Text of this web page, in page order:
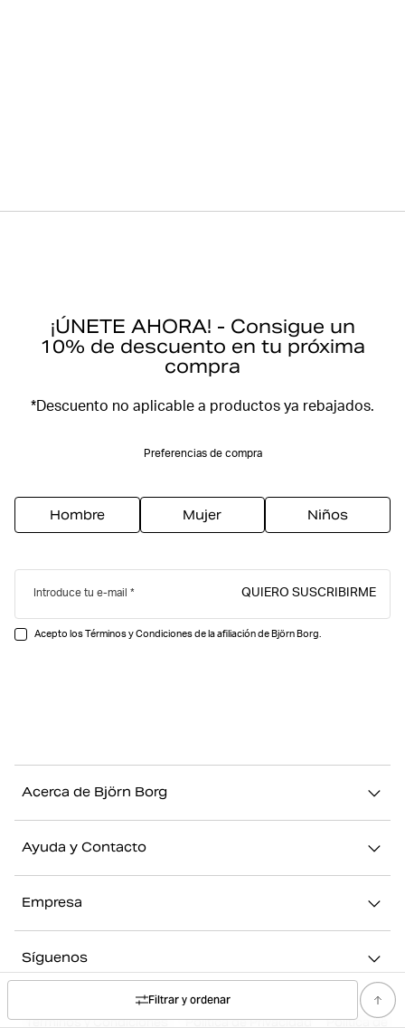
Filtrar y ordenar
¡ÚNETE AHORA! - Consigue un
10% de descuento en tu próxima
compra
*Descuento no aplicable a productos ya rebajados.
Preferencias de compra
Hombre Mujer Niños
Introduce tu e-mail QUIERO SUSCRIBIRME
Acepto los Términos y Condiciones de la afiliación de Björn Borg.
Acerca de Björn Borg
Stories
Nuestras Tiendas
Ayuda y Contacto
Devolución/Reclamación
Mi cuenta
Empresa
Trabajar en Björn Borg
Síguenos
Términos y Condiciones Política de Privacidad Política de